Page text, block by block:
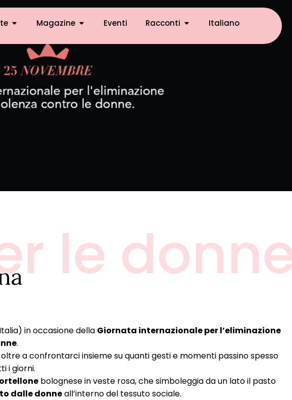
Magazine Eventi Racconti Italiano
le
in occasione della Giornata internazionale per l’eliminazione
.
oltre a confrontarci insieme su quanti gesti e momenti passino spesso
i giorni.
bolognese in veste rosa, che simboleggia da un lato il pasto
dalle donneall’interno del tessuto sociale.